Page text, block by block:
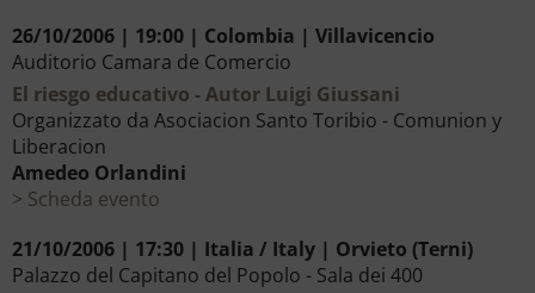
26/10/2006 | 19:00 | Colombia | Villavicencio
Auditorio Camara de Comercio
El riesgo educativo - Autor Luigi Giussani
Organizzato da Asociacion Santo Toribio - Comunion y
Liberacion
Amedeo Orlandini
Scheda evento
21/10/2006 | 17:30 | Italia / Italy | Orvieto (Terni)
Palazzo del Capitano del Popolo - Sala dei 400